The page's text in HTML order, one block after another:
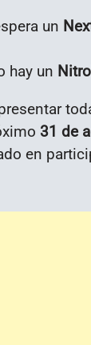
un
hay un
31 de
en